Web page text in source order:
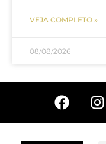
VEJA COMPLETO »
08/08/2026